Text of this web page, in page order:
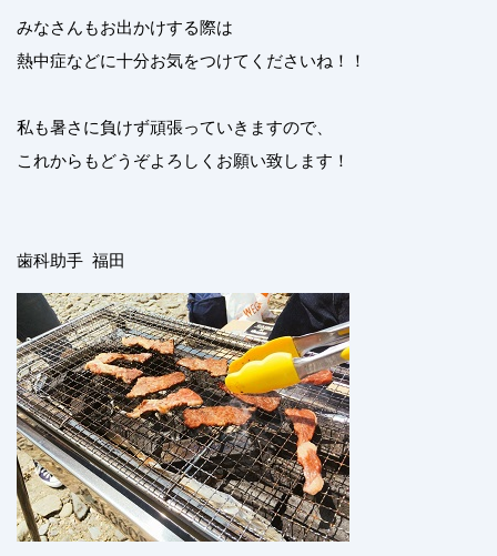
みなさんもお出かけする際は
熱中症などに十分お気をつけてくださいね！！
私も暑さに負けず頑張っていきますので、
これからもどうぞよろしくお願い致します！
歯科助手 福田